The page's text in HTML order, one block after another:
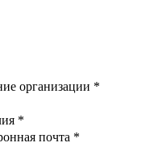
организации *
*
почта *